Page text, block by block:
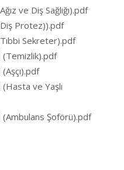
ve Diş Sağlığı).pdf
Protez)).pdf
Sekreter).pdf
(Temizlik).pdf
ve Yaşlı
(Ambulans Şoförü).pdf